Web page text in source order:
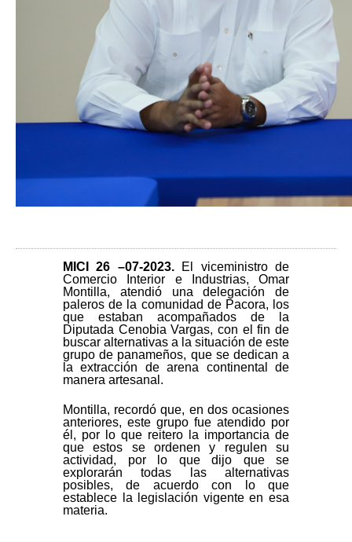
MICI 26 –07-2023.
El viceministro de
Comercio Interior e Industrias, Omar
Montilla, atendió una delegación de
paleros de la comunidad de Pacora, los
que estaban acompañados de la
Diputada Cenobia Vargas, con el fin de
buscar alternativas a la situación de este
grupo de panameños, que se dedican a
la extracción de arena continental de
manera artesanal.
Montilla, recordó que, en dos ocasiones
anteriores, este grupo fue atendido por
él, por lo que reitero la importancia de
que estos se ordenen y regulen su
actividad, por lo que dijo que se
explorarán todas las alternativas
posibles, de acuerdo con lo que
establece la legislación vigente en esa
materia.